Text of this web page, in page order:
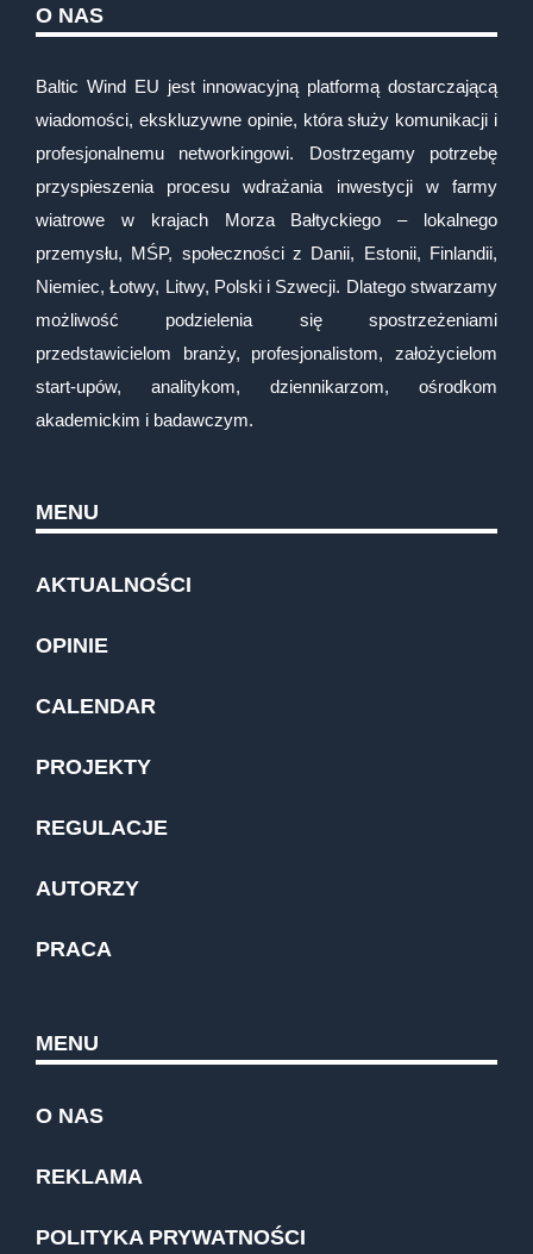
O NAS
Baltic Wind EU jest innowacyjną platformą dostarczającą
wiadomości, ekskluzywne opinie, która służy komunikacji i
profesjonalnemu networkingowi. Dostrzegamy potrzebę
przyspieszenia procesu wdrażania inwestycji w farmy
wiatrowe w krajach Morza Bałtyckiego – lokalnego
przemysłu, MŚP, społeczności z Danii, Estonii, Finlandii,
Niemiec, Łotwy, Litwy, Polski i Szwecji. Dlatego stwarzamy
możliwość podzielenia się spostrzeżeniami
przedstawicielom branży, profesjonalistom, założycielom
start-upów, analitykom, dziennikarzom, ośrodkom
akademickim i badawczym.
MENU
AKTUALNOŚCI
OPINIE
CALENDAR
PROJEKTY
REGULACJE
AUTORZY
PRACA
MENU
O NAS
REKLAMA
POLITYKA PRYWATNOŚCI